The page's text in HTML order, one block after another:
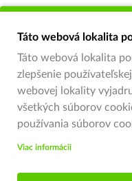
Táto webová lokalita
Táto webová lokalita
zlepšenie
webovej lokality
všetkých súborov
používania súborov
Viac informácii